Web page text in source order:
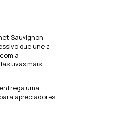
Sauvignon
que une a
a
uvas mais
uma
apreciadores